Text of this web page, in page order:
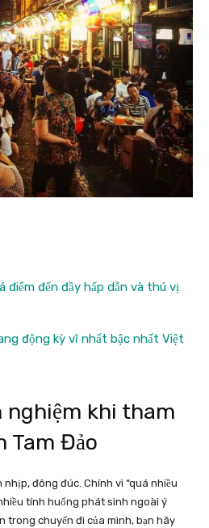
điểm đến đầy hấp dẫn và thú vị
động kỳ vĩ nhất bậc nhất Việt
nghiệm khi tham
Tam Đảo
nhịp, đông đúc. Chính vì “quá nhiều
tính huống phát sinh ngoài ý
trong chuyến đi của mình, bạn hãy